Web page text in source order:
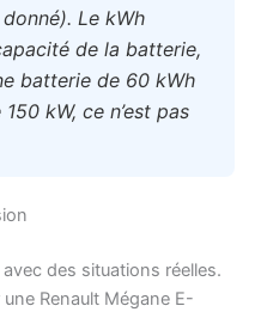
Le kWh
de la batterie,
batterie de 60 kWh
kW, ce n’est pas
des situations réelles.
Renault Mégane E-